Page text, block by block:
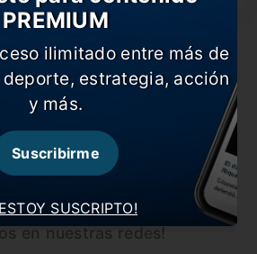
MÁS NOTICIAS
en nuestras redes!
SUSCRIPTO!
PREMIUM
ilimitado entre más de
estrategia, acción
y más.
Suscribirme